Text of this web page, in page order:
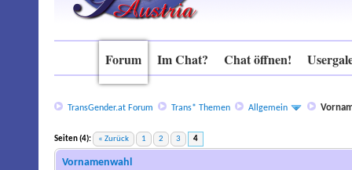
Forum Im Chat? Chat öffnen!
TransGender.at Forum Trans* Themen Allgemein
Seiten (4): « Zurück 1 2 3 4
Vornamenwahl